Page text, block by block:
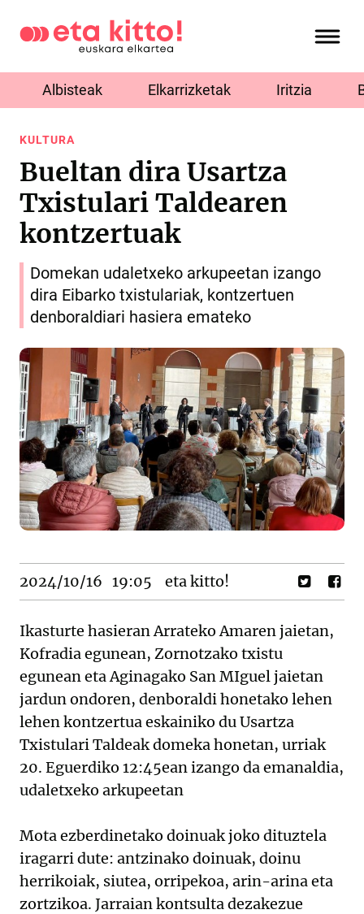
Albisteak Elkarrizketak Iritzia
KULTURA
Bueltan dira Usartza
Txistulari Taldearen
kontzertuak
Domekan udaletxeko arkupeetan izango
dira Eibarko txistulariak, kontzertuen
denboraldiari hasiera emateko
2024/10/16 19:05 eta kitto!
Ikasturte hasieran Arrateko Amaren jaietan,
Kofradia egunean, Zornotzako txistu
egunean eta Aginagako San MIguel jaietan
jardun ondoren, denboraldi honetako lehen
lehen kontzertua eskainiko du Usartza
Txistulari Taldeak domeka honetan, urriak
20. Eguerdiko 12:45ean izango da emanaldia,
udaletxeko arkupeetan
Mota ezberdinetako doinuak joko dituztela
iragarri dute: antzinako doinuak, doinu
herrikoiak, siutea, orripekoa, arin-arina eta
zortzikoa. Jarraian kontsulta dezakezue